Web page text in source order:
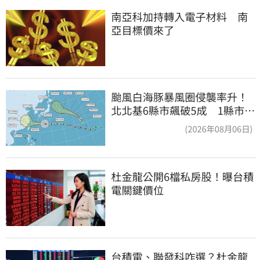
南亞科加持轉入電子材料　南
亞目標價來了
颱風白海豚暴風圈侵襲率升！
北北基6縣市飆破5成 1縣市
(2026年08月06日)
杜金龍公開6檔私房股！曝台積
電關鍵價位
台積電、聯發科咋選？杜金龍